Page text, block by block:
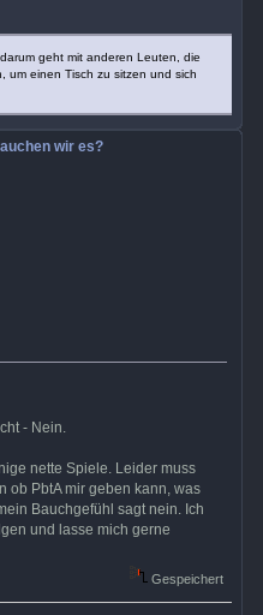
geht mit anderen Leuten, die
um einen Tisch zu sitzen und sich
wir es?
- Nein.
nette Spiele. Leider muss
ob PbtA mir geben kann, was
Bauchgefühl sagt nein. Ich
und lasse mich gerne
Gespeichert